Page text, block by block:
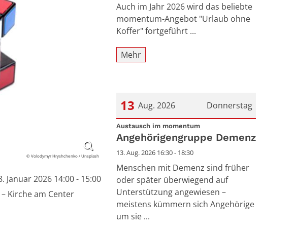
© Volodymyr Hryshchenko / Unsplash
Januar 2026 14:00 - 15:00
Kirche am Center
Auch im Jahr 2026 wird das beliebte
momentum-Angebot "Urlaub ohne
Koffer" fortgeführt ...
Mehr
Donnerstag
13 Aug. 2026
Datum: 13. August 2026
Austausch im momentum:
Angehörigengruppe Demenz
13. Aug. 2026 16:30 - 18:30
Menschen mit Demenz sind früher
oder später überwiegend auf
Unterstützung angewiesen –
meistens kümmern sich Angehörige
um sie ...